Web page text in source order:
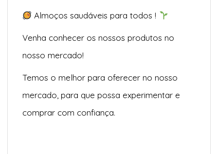
Almoços saudáveis para todos !
Venha conhecer os nossos produtos no
nosso mercado!
Temos o melhor para oferecer no nosso
mercado, para que possa experimentar e
comprar com confiança.